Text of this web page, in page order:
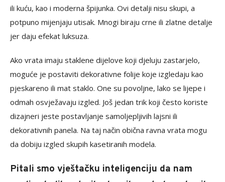
ili kuću, kao i moderna špijunka. Ovi detalji nisu skupi, a
potpuno mijenjaju utisak. Mnogi biraju crne ili zlatne detalje
jer daju efekat luksuza.
Ako vrata imaju staklene dijelove koji djeluju zastarjelo,
moguće je postaviti dekorativne folije koje izgledaju kao
pjeskareno ili mat staklo. One su povoljne, lako se lijepe i
odmah osvježavaju izgled. Još jedan trik koji često koriste
dizajneri jeste postavljanje samoljepljivih lajsni ili
dekorativnih panela. Na taj način obična ravna vrata mogu
da dobiju izgled skupih kasetiranih modela.
Pitali smo vještačku inteligenciju da nam